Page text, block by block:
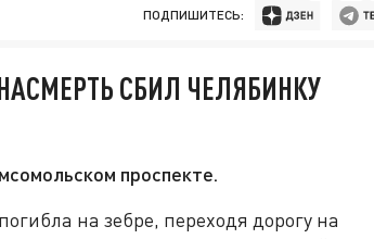
ПОДПИШИТЕСЬ:
СБИЛ ЧЕЛЯБИНКУ
проспекте.
на зебре, переходя дорогу на